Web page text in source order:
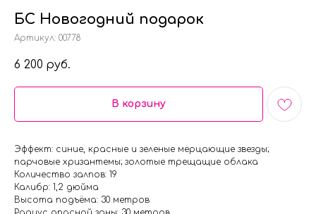
БС Новогодний подарок
Артикул: 00778
6 200 руб.
В корзину
Эффект: синие, красные и зеленые мерцающие звезды;
парчовые хризантемы; золотые трещащие облака
Количество залпов: 19
Калибр: 1,2 дюйма
Высота подъёма: 30 метров